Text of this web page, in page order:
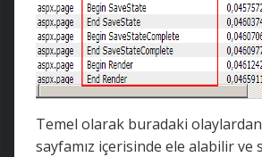
Temel olarak buradaki olaylardan
sayfamız içerisinde ele alabilir ve